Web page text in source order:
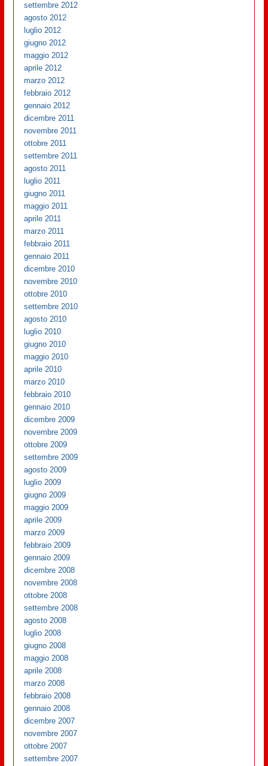
settembre 2012
agosto 2012
luglio 2012
giugno 2012
maggio 2012
aprile 2012
marzo 2012
febbraio 2012
gennaio 2012
dicembre 2011
novembre 2011
ottobre 2011
settembre 2011
agosto 2011
luglio 2011
giugno 2011
maggio 2011
aprile 2011
marzo 2011
febbraio 2011
gennaio 2011
dicembre 2010
novembre 2010
ottobre 2010
settembre 2010
agosto 2010
luglio 2010
giugno 2010
maggio 2010
aprile 2010
marzo 2010
febbraio 2010
gennaio 2010
dicembre 2009
novembre 2009
ottobre 2009
settembre 2009
agosto 2009
luglio 2009
giugno 2009
maggio 2009
aprile 2009
marzo 2009
febbraio 2009
gennaio 2009
dicembre 2008
novembre 2008
ottobre 2008
settembre 2008
agosto 2008
luglio 2008
giugno 2008
maggio 2008
aprile 2008
marzo 2008
febbraio 2008
gennaio 2008
dicembre 2007
novembre 2007
ottobre 2007
settembre 2007